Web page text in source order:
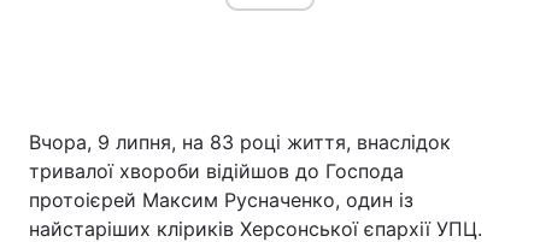
Вчора, 9 липня, на 83 році життя, внаслідок
тривалої хвороби відійшов до Господа
протоієрей Максим Русначенко, один із
найстаріших кліриків Херсонської єпархії УПЦ.